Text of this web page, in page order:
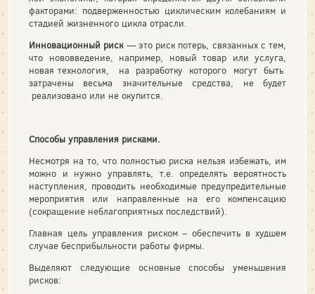
факто­рами: подверженностью циклическим колебаниям и
стадией жизненного цикла отрасли.
Инновационный риск— это риск потерь, связанных с тем,
что нововведение, например, новый товар или услуга,
новая технология, на разработку которого могут быть
затрачены весьма значительные средства, не будет
реализовано или не окупится.
Способы управления рисками.
Несмотря на то, что полностью риска нельзя избежать, им
можно и нужно управлять, т.е. определять вероятность
наступления, проводить необходимые предупредительные
мероприятия или направленные на его компенсацию
(сокращение неблагоприятных последствий).
Главная цель управления риском – обеспечить в худшем
случае бесприбыльности работы фирмы.
Выделяют следующие основные способы уменьшения
рисков: